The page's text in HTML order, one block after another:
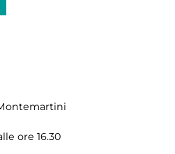
ore 16.30